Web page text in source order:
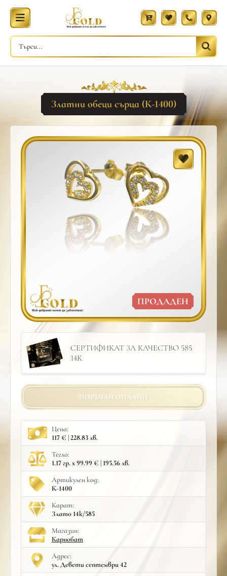
Златни обеци сърца (К-1400)
ПРОДАДЕН
СЕРТИФИКАТ ЗА КАЧЕСТВО 585
14К
ПОРЪЧАЙ ОНЛАЙН
Цена:
117 € | 228.83 лв.
Тегло:
1.17 гр. x 99.99 € | 195.56 лв.
Артикулен код:
К-1400
Карат:
Злато 14к/585
Mагазин:
Карнобат
Адрес:
ул. Девети септември 42